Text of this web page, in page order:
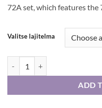
72A set, which features the
Valitse lajitelma
ADD